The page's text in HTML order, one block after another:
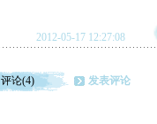
2012-05-17 12:27:08
评论(4) 发表评论